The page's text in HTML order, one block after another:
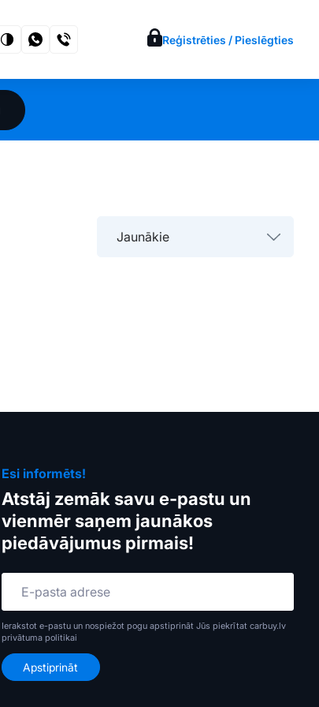
Reģistrēties / Pieslēgties
Jaunākie
Esi informēts!
Atstāj zemāk savu e-pastu un
vienmēr saņem jaunākos
piedāvājumus pirmais!
Ierakstot e-pastu un nospiežot pogu apstiprināt Jūs piekrītat carbuy.lv
privātuma politikai